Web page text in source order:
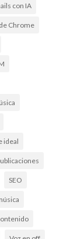
con IA
Chrome
ideal
SEO